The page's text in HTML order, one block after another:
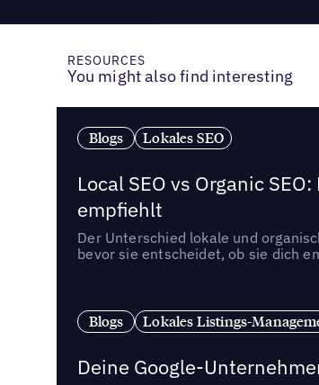
RESOURCES
You might also find interesting
Blogs Lokales SEO
Local SEO vs Organic
empfiehlt
Der Unterschied lokale und
bevor sie entscheidet, ob sie dich
Blogs Lokales Listings-
Deine Google-